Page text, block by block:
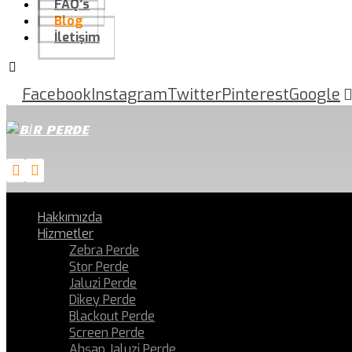
FAQ’s
Blog
İletişim
FacebookInstagramTwitterPinterestGoogle
Hakkımızda
Hizmetler
Zebra Perde
Stor Perde
Jaluzi Perde
Dikey Perde
Blackout Perde
Screen Perde